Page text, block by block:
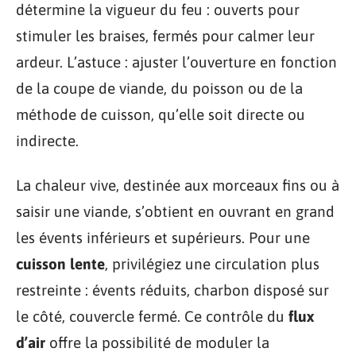
détermine la vigueur du feu : ouverts pour
stimuler les braises, fermés pour calmer leur
ardeur. L’astuce : ajuster l’ouverture en fonction
de la coupe de viande, du poisson ou de la
méthode de cuisson, qu’elle soit directe ou
indirecte.
La chaleur vive, destinée aux morceaux fins ou à
saisir une viande, s’obtient en ouvrant en grand
les évents inférieurs et supérieurs. Pour une
cuisson lente, privilégiez une circulation plus
restreinte : évents réduits, charbon disposé sur
le côté, couvercle fermé. Ce contrôle du flux
d’air offre la possibilité de moduler la